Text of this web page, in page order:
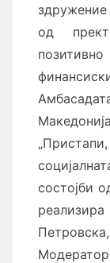
од
состојби